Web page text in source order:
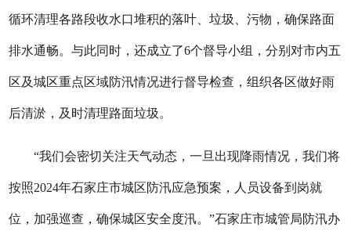
循环清理各路段收水口堆积的落叶、垃圾、污物，确保路面
排水通畅。与此同时，还成立了6个督导小组，分别对市内五
区及城区重点区域防汛情况进行督导检查，组织各区做好雨
后清淤，及时清理路面垃圾。
“我们会密切关注天气动态，一旦出现降雨情况，我们将
按照2024年石家庄市城区防汛应急预案，人员设备到岗就
位，加强巡查，确保城区安全度汛。”石家庄市城管局防汛办